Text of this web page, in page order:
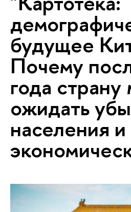
будущее
Почему
года
ожидать
населения и